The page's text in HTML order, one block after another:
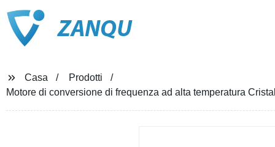
ZANQU
Casa
Prodotti
Motore di conversione di frequenza ad alta temperatura